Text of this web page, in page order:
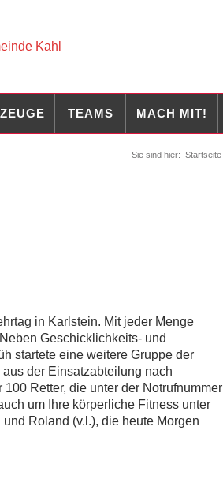
TEAMS MACH MIT!
Sie sind hier: Startseite
in Karlstein. Mit jeder Menge
Geschicklichkeits- und
startete eine weitere Gruppe der
der Einsatzabteilung nach
Retter, die unter der Notrufnummer
um Ihre körperliche Fitness unter
Roland (v.l.), die heute Morgen